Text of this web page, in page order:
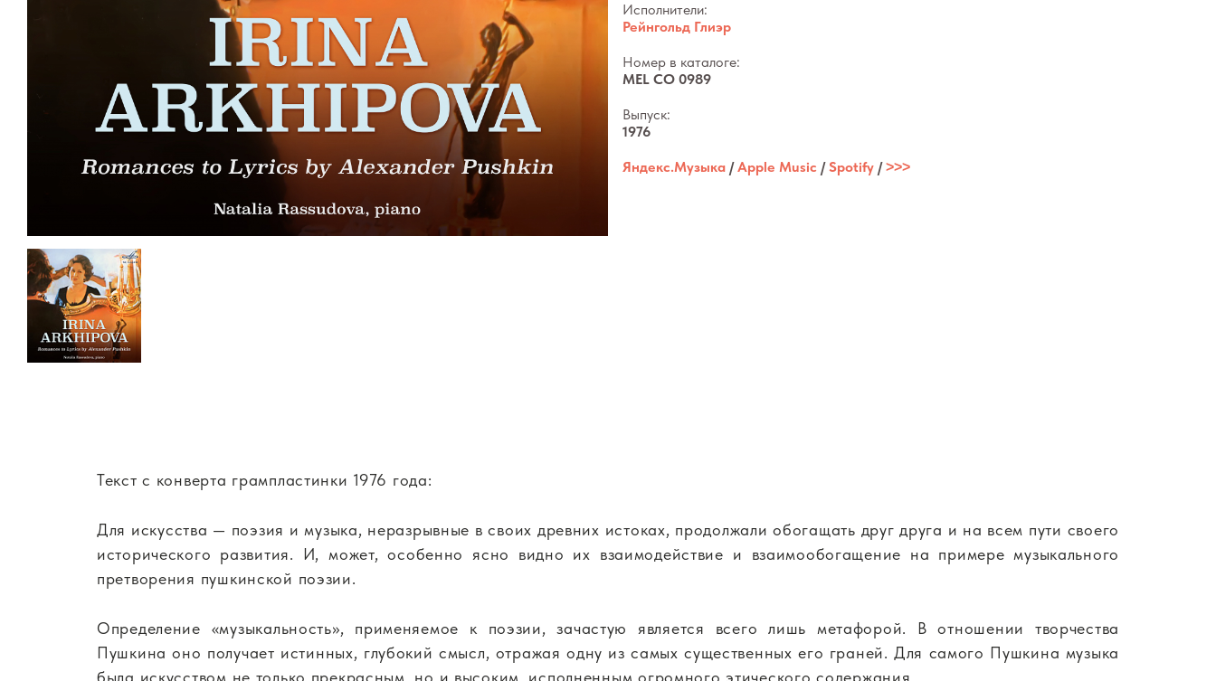
Исполнители:
Рейнгольд Глиэр
Номер в каталоге:
MEL CO 0989
Выпуск:
1976
Яндекс.Музыка /Apple Music /Spotify /˃˃˃
Текст с конверта грампластинки 1976 года:
Для искусства — поэзия и музыка, неразрывные в своих древних истоках, продолжали обогащать друг друга и на всем пути своего
исторического развития. И, может, особенно ясно видно их взаимодействие и взаимообогащение на примере музыкального
претворения пушкинской поэзии.
Определение «музыкальность», применяемое к поэзии, зачастую является всего лишь метафорой. В отношении творчества
Пушкина оно получает истинных, глубокий смысл, отражая одну из самых существенных его граней. Для самого Пушкина музыка
была искусством не только прекрасным, но и высоким, исполненным огромного этического содержания…